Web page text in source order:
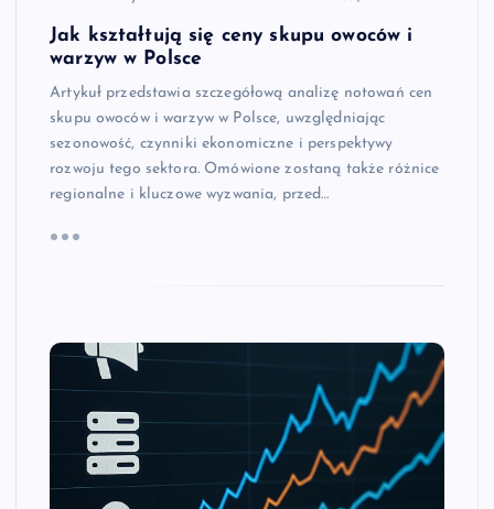
Jak kształtują się ceny skupu owoców i
warzyw w Polsce
Artykuł przedstawia szczegółową analizę notowań cen
skupu owoców i warzyw w Polsce, uwzględniając
sezonowość, czynniki ekonomiczne i perspektywy
rozwoju tego sektora. Omówione zostaną także różnice
regionalne i kluczowe wyzwania, przed…